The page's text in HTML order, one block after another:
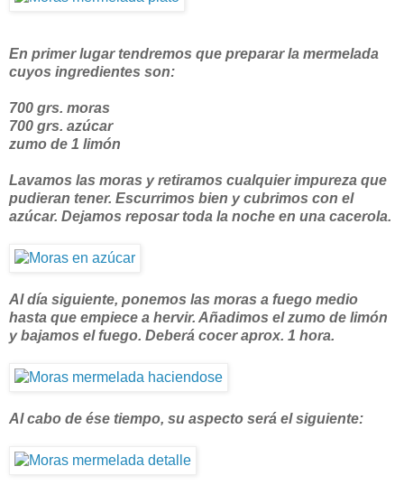
En primer lugar tendremos que preparar la mermelada
cuyos ingredientes son:
700 grs. moras
700 grs. azúcar
zumo de 1 limón
Lavamos las moras y retiramos cualquier impureza que
pudieran tener. Escurrimos bien y cubrimos con el
azúcar. Dejamos reposar toda la noche en una cacerola.
Al día siguiente, ponemos las moras a fuego medio
hasta que empiece a hervir. Añadimos el zumo de limón
y bajamos el fuego. Deberá cocer aprox. 1 hora.
Al cabo de ése tiempo, su aspecto será el siguiente: